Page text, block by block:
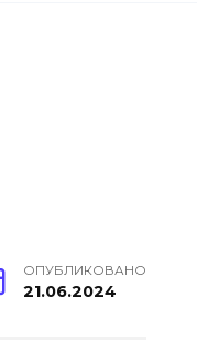
ОПУБЛИКОВАНО
21.06.2024